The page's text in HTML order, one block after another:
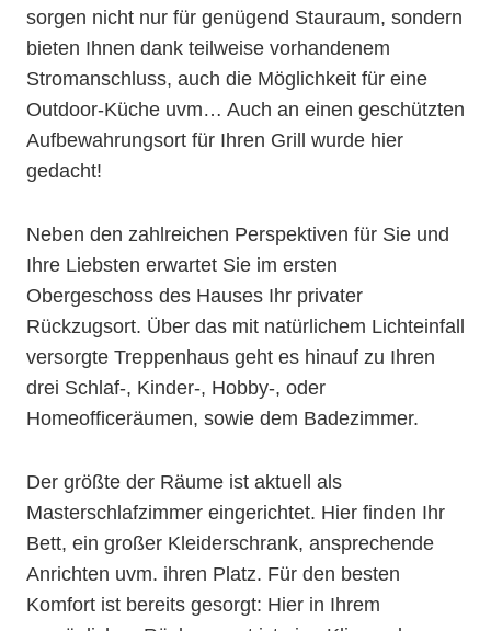
sorgen nicht nur für genügend Stauraum, sondern
bieten Ihnen dank teilweise vorhandenem
Stromanschluss, auch die Möglichkeit für eine
Outdoor-Küche uvm… Auch an einen geschützten
Aufbewahrungsort für Ihren Grill wurde hier
gedacht!
Neben den zahlreichen Perspektiven für Sie und
Ihre Liebsten erwartet Sie im ersten
Obergeschoss des Hauses Ihr privater
Rückzugsort. Über das mit natürlichem Lichteinfall
versorgte Treppenhaus geht es hinauf zu Ihren
drei Schlaf-, Kinder-, Hobby-, oder
Homeofficeräumen, sowie dem Badezimmer.
Der größte der Räume ist aktuell als
Masterschlafzimmer eingerichtet. Hier finden Ihr
Bett, ein großer Kleiderschrank, ansprechende
Anrichten uvm. ihren Platz. Für den besten
Komfort ist bereits gesorgt: Hier in Ihrem